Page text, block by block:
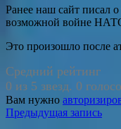
Ранее наш сайт писал
возможной войне
Это произошло после
Средний рейтинг
0 из 5 звезд. 0
Вам нужно
Навигация
Предыдущая запись